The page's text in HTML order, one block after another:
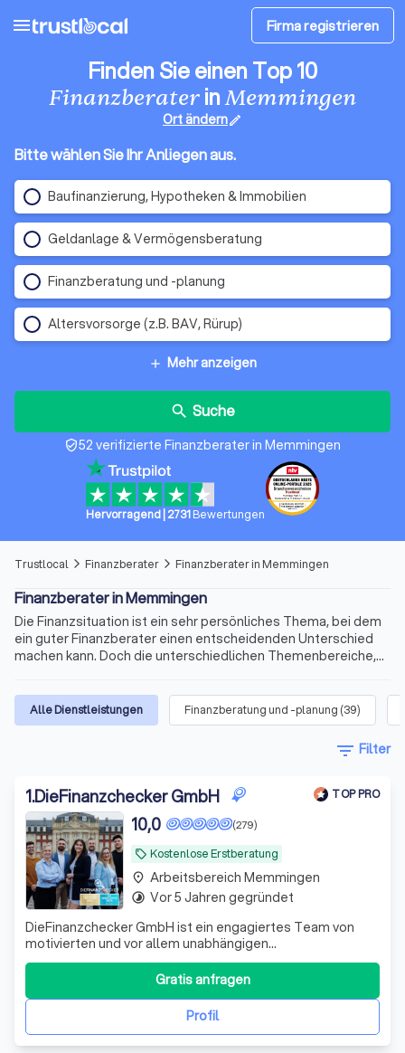
menu Firma registrieren
Finden Sie einen Top 10
FinanzberaterinMemmingen
Ort ändernedit
Bitte wählen Sie Ihr Anliegen aus.
Baufinanzierung, Hypotheken & Immobilien
Geldanlage & Vermögensberatung
Finanzberatung und -planung
Altersvorsorge (z.B. BAV, Rürup)
add Mehr anzeigen
search Suche
verified_user52 verifizierte Finanzberater in Memmingen
Hervorragend| 2731 Bewertungen
Trustlocal arrow_forward_ios Finanzberater arrow_forward_ios Finanzberater in Memmingen
Finanzberater in Memmingen
Die Finanzsituation ist ein sehr persönliches Thema, bei dem
ein guter Finanzberater einen entscheidenden Unterschied
machen kann. Doch die unterschiedlichen Themenbereiche,
nach dem richtigen Berater schnell kompliziert. Wir bieten
Ihnen für Ihre Finanzen Experten für Versicherungen,
Immobilienfinanzierungen, Geldanlagen, Altersvorsorge und
vieles mehr. Finden Sie jetzt mit Trustlocal den besten
Alle Dienstleistungen Finanzberatung und -planung (39)
filter_list Filter
1.DieFinanzchecker GmbH TOP PRO
local_offer Kostenlose Erstberatung
(279)
10,0
DieFinanzchecker GmbH ist ein engagiertes Team von
motivierten und vor allem unabhängigen
Finanz-/Versicherungsmaklern aus dem Münsterland. Seit
2012 bieten wir unseren Kunden individuelle und
zielorientierte Produkte an, wobei wir den Fokus auf
Transparenz und Verständlichkeit setzen. Wir sind uns
Profil
Gratis anfragen
place Arbeitsbereich Memmingen
timelapse Vor 5 Jahren gegründet